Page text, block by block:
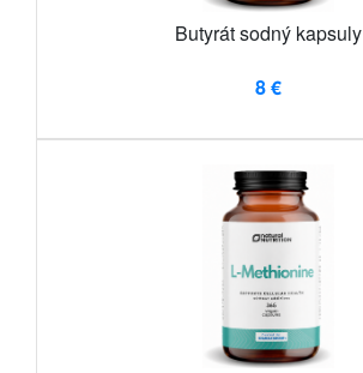
Butyrát sodný kapsuly
8 €